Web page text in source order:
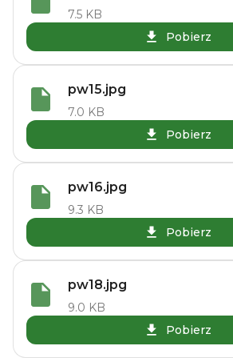
7.5 KB
Pobierz
pw15.jpg
7.0 KB
Pobierz
pw16.jpg
9.3 KB
Pobierz
pw18.jpg
9.0 KB
Pobierz